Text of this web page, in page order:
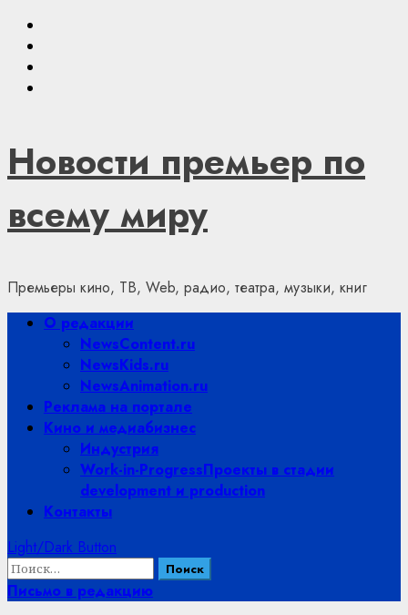
Skip
content
Новости премьер по
всему миру
Премьеры кино, ТВ, Web, радио, театра, музыки, книг
PrimaryО редакции
NewsContent.ru
NewsKids.ru
NewsAnimation.ru
Реклама на портале
Кино и медиабизнес
Индустрия
Work-in-ProgressПроекты в стадии
development и production
Контакты
Light/Dark Button
Найти:
Письмо в редакцию